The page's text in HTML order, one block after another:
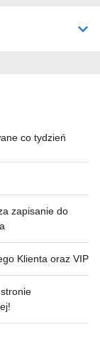
co tydzień
zapisanie do
Klienta oraz VIP